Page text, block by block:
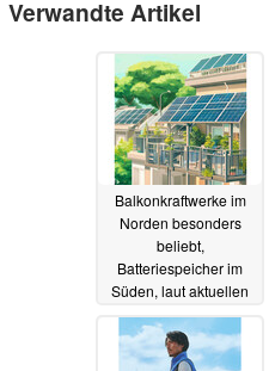
Verwandte Artikel
Balkonkraftwerke im
Norden besonders
beliebt,
Batteriespeicher im
Süden, laut aktuellen
Zahlen09.08.2023